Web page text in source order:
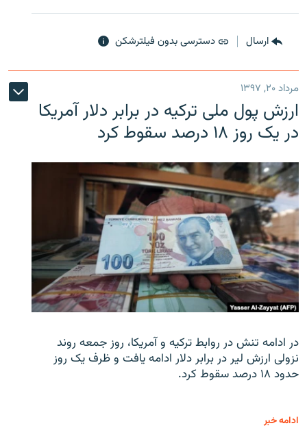
ارسال دسترسی بدون فیلترشکن
مرداد ۲۰, ۱۳۹۷
ارزش پول ملی ترکیه در برابر دلار آمریکا
در یک روز ۱۸ درصد سقوط کرد
در ادامه تنش در روابط ترکیه و آمریکا، روز جمعه روند
نزولی ارزش لیر در برابر دلار ادامه یافت و ظرف یک روز
حدود ۱۸ درصد سقوط کرد.
ادامه خبر